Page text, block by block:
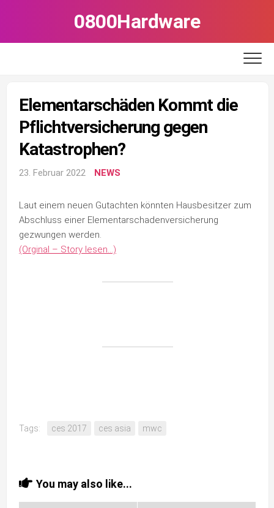
0800Hardware
Elementarschäden Kommt die
Pflichtversicherung gegen
Katastrophen?
23. Februar 2022 NEWS
Laut einem neuen Gutachten könnten Hausbesitzer zum
Abschluss einer Elementarschadenversicherung
gezwungen werden.
(Orginal – Story lesen…)
Tags: ces 2017 ces asia mwc
You may also like...